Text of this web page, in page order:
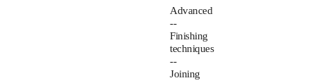
Advanced
--
Finishing
techniques
--
Joining